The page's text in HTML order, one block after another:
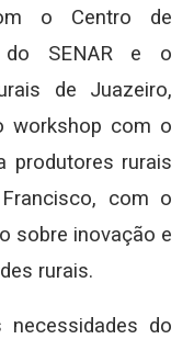
o Centro de
do SENAR e o
de Juazeiro,
workshop com o
produtores rurais
com o
sobre inovação e
rurais.
do